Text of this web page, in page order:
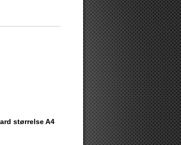
størrelse A4